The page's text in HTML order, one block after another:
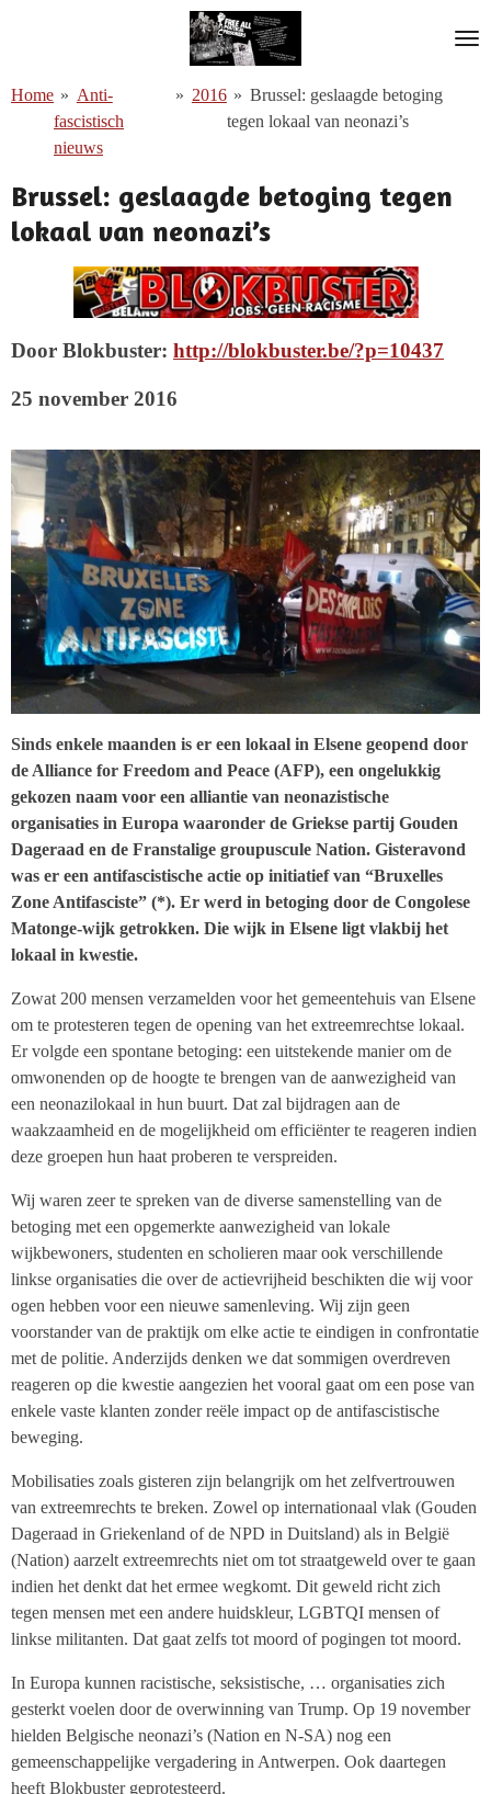
de
hoofdinhoud
Home » Anti-
fascistisch
nieuws
» 2016 » Brussel: geslaagde betoging
tegen lokaal van neonazi’s
Brussel: geslaagde betoging tegen
lokaal van neonazi’s
Door Blokbuster: http://blokbuster.be/?p=10437
25 november 2016
Sinds enkele maanden is er een lokaal in Elsene geopend door
de Alliance for Freedom and Peace (AFP), een ongelukkig
gekozen naam voor een alliantie van neonazistische
organisaties in Europa waaronder de Griekse partij Gouden
Dageraad en de Franstalige groupuscule Nation. Gisteravond
was er een antifascistische actie op initiatief van “Bruxelles
Zone Antifasciste” (*). Er werd in betoging door de Congolese
Matonge-wijk getrokken. Die wijk in Elsene ligt vlakbij het
lokaal in kwestie.
Zowat 200 mensen verzamelden voor het gemeentehuis van Elsene
om te protesteren tegen de opening van het extreemrechtse lokaal.
Er volgde een spontane betoging: een uitstekende manier om de
omwonenden op de hoogte te brengen van de aanwezigheid van
een neonazilokaal in hun buurt. Dat zal bijdragen aan de
waakzaamheid en de mogelijkheid om efficiënter te reageren indien
deze groepen hun haat proberen te verspreiden.
Wij waren zeer te spreken van de diverse samenstelling van de
betoging met een opgemerkte aanwezigheid van lokale
wijkbewoners, studenten en scholieren maar ook verschillende
linkse organisaties die over de actievrijheid beschikten die wij voor
ogen hebben voor een nieuwe samenleving. Wij zijn geen
voorstander van de praktijk om elke actie te eindigen in confrontatie
met de politie. Anderzijds denken we dat sommigen overdreven
reageren op die kwestie aangezien het vooral gaat om een pose van
enkele vaste klanten zonder reële impact op de antifascistische
beweging.
Mobilisaties zoals gisteren zijn belangrijk om het zelfvertrouwen
van extreemrechts te breken. Zowel op internationaal vlak (Gouden
Dageraad in Griekenland of de NPD in Duitsland) als in België
(Nation) aarzelt extreemrechts niet om tot straatgeweld over te gaan
indien het denkt dat het ermee wegkomt. Dit geweld richt zich
tegen mensen met een andere huidskleur, LGBTQI mensen of
linkse militanten. Dat gaat zelfs tot moord of pogingen tot moord.
In Europa kunnen racistische, seksistische, … organisaties zich
gesterkt voelen door de overwinning van Trump. Op 19 november
hielden Belgische neonazi’s (Nation en N-SA) nog een
gemeenschappelijke vergadering in Antwerpen. Ook daartegen
heeft Blokbuster geprotesteerd.